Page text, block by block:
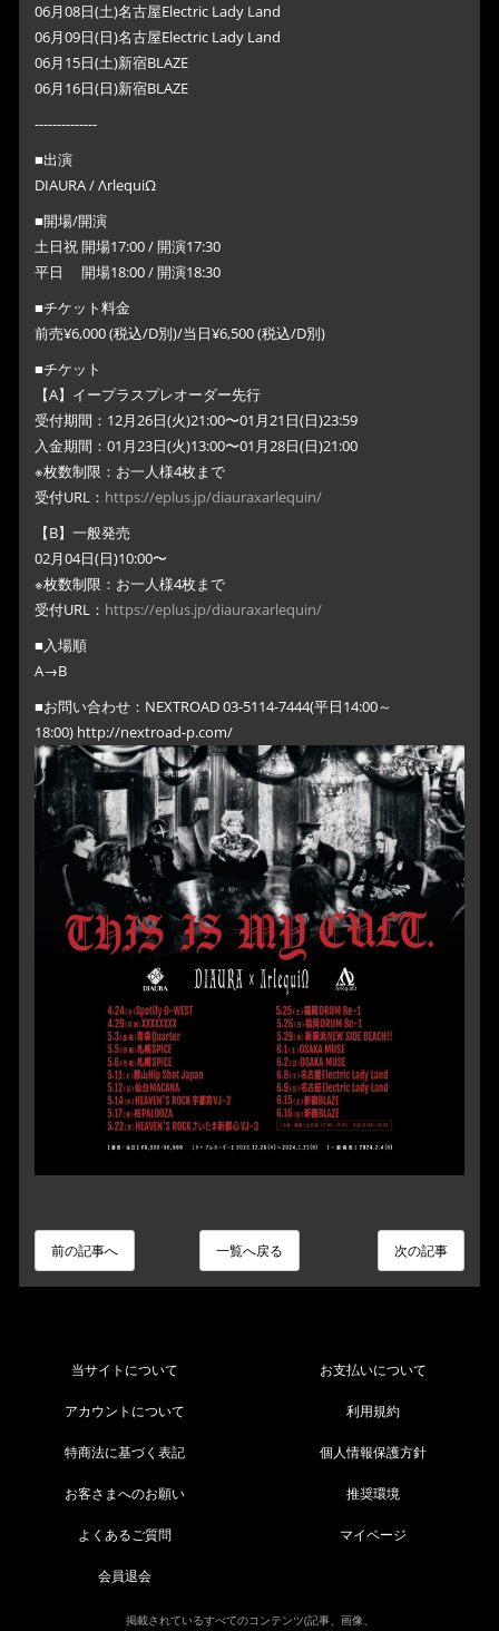
06月08日(土)名古屋Electric Lady Land
06月09日(日)名古屋Electric Lady Land
06月15日(土)新宿BLAZE
06月16日(日)新宿BLAZE
--------------
■出演
DIAURA / ΛrlequiΩ
■開場/開演
土日祝 開場17:00 / 開演17:30
平日 開場18:00 / 開演18:30
■チケット料金
前売¥6,000 (税込/D別)/当日¥6,500 (税込/D別)
■チケット
【A】イープラスプレオーダー先行
受付期間：12月26日(火)21:00〜01月21日(日)23:59
入金期間：01月23日(火)13:00〜01月28日(日)21:00
※枚数制限：お一人様4枚まで
受付URL： https://eplus.jp/diauraxarlequin/
【B】一般発売
02月04日(日)10:00〜
※枚数制限：お一人様4枚まで
受付URL： https://eplus.jp/diauraxarlequin/
■入場順
A→B
■お問い合わせ：NEXTROAD 03-5114-7444(平日14:00～
18:00) http://nextroad-p.com/
次の記事
一覧へ戻る
前の記事へ
当サイトについて お支払いについて
アカウントについて 利用規約
特商法に基づく表記 個人情報保護方針
お客さまへのお願い 推奨環境
よくあるご質問 マイページ
会員退会
掲載されているすべてのコンテンツ(記事、画像、